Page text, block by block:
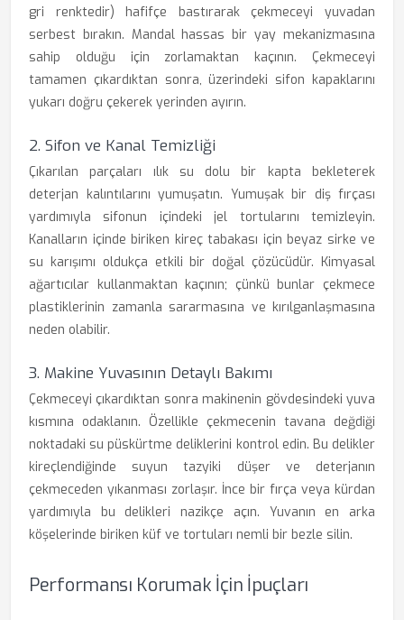
gri renktedir) hafifçe bastırarak çekmeceyi yuvadan
serbest bırakın. Mandal hassas bir yay mekanizmasına
sahip olduğu için zorlamaktan kaçının. Çekmeceyi
tamamen çıkardıktan sonra, üzerindeki sifon kapaklarını
yukarı doğru çekerek yerinden ayırın.
2. Sifon ve Kanal Temizliği
Çıkarılan parçaları ılık su dolu bir kapta bekleterek
deterjan kalıntılarını yumuşatın. Yumuşak bir diş fırçası
yardımıyla sifonun içindeki jel tortularını temizleyin.
Kanalların içinde biriken kireç tabakası için beyaz sirke ve
su karışımı oldukça etkili bir doğal çözücüdür. Kimyasal
ağartıcılar kullanmaktan kaçının; çünkü bunlar çekmece
plastiklerinin zamanla sararmasına ve kırılganlaşmasına
neden olabilir.
3. Makine Yuvasının Detaylı Bakımı
Çekmeceyi çıkardıktan sonra makinenin gövdesindeki yuva
kısmına odaklanın. Özellikle çekmecenin tavana değdiği
noktadaki su püskürtme deliklerini kontrol edin. Bu delikler
kireçlendiğinde suyun tazyiki düşer ve deterjanın
çekmeceden yıkanması zorlaşır. İnce bir fırça veya kürdan
yardımıyla bu delikleri nazikçe açın. Yuvanın en arka
köşelerinde biriken küf ve tortuları nemli bir bezle silin.
Performansı Korumak İçin İpuçları